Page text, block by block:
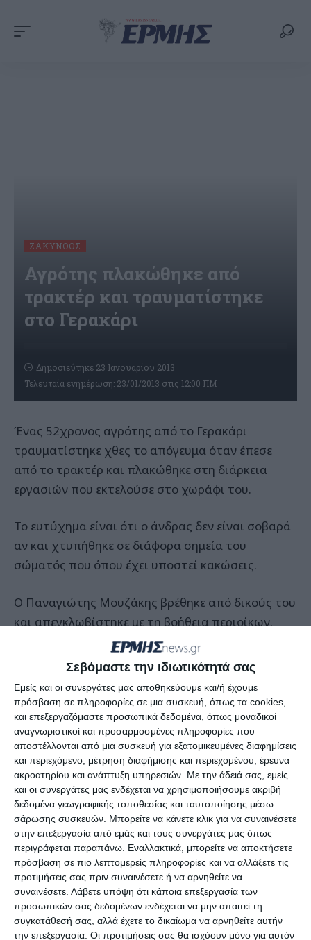
Σεβόμαστε την ιδιωτικότητά σας
Εμείς και οι συνεργάτες μας αποθηκεύουμε και/ή έχουμε
πρόσβαση σε πληροφορίες σε μια συσκευή, όπως τα cookies,
και επεξεργαζόμαστε προσωπικά δεδομένα, όπως μοναδικοί
αναγνωριστικοί και προσαρμοσμένες πληροφορίες που
αποστέλλονται από μια συσκευή για εξατομικευμένες διαφημίσεις
και περιεχόμενο, μέτρηση διαφήμισης και περιεχομένου, έρευνα
ακροατηρίου και ανάπτυξη υπηρεσιών. Με την άδειά σας, εμείς
και οι συνεργάτες μας ενδέχεται να χρησιμοποιήσουμε ακριβή
δεδομένα γεωγραφικής τοποθεσίας και ταυτοποίησης μέσω
σάρωσης συσκευών. Μπορείτε να κάνετε κλικ για να συναινέσετε
στην επεξεργασία από εμάς και τους συνεργάτες μας όπως
περιγράφεται παραπάνω. Εναλλακτικά, μπορείτε να αποκτήσετε
πρόσβαση σε πιο λεπτομερείς πληροφορίες και να αλλάξετε τις
προτιμήσεις σας πριν συναινέσετε ή να αρνηθείτε να
συναινέσετε. Λάβετε υπόψη ότι κάποια επεξεργασία των
προσωπικών σας δεδομένων ενδέχεται να μην απαιτεί τη
συγκατάθεσή σας, αλλά έχετε το δικαίωμα να αρνηθείτε αυτήν
την επεξεργασία. Οι προτιμήσεις σας θα ισχύουν μόνο για αυτόν
ΖΆΚΥΝΘΟΣ
Αγρότης πλακώθηκε από
τρακτέρ και τραυματίστηκε
στο Γερακάρι
Τελευταία ενημέρωση: 23/01/2013 στις 12:00 ΠΜ
Δημοσιεύτηκε 23 Ιανουαρίου 2013
Ένας 52χρονος αγρότης από το Γερακάρι
τραυματίστηκε χθες το απόγευμα όταν έπεσε
από το τρακτέρ και πλακώθηκε στη διάρκεια
εργασιών που εκτελούσε στο χωράφι του.
Το ευτύχημα είναι ότι ο άνδρας δεν είναι σοβαρά
αν και χτυπήθηκε σε διάφορα σημεία του
σώματός που όπου έχει υποστεί κακώσεις.
Ο Παναγιώτης Μουζάκης βρέθηκε από δικούς του
και απεγκλωβίστηκε με τη βοήθεια περιοίκων.
Όταν κλήθηκε η Πυροσβεστική υπηρεσία για να
βοηθήσει με τον εξοπλισμό της, ήδη ο άνδρας
μεταφερόταν στο Νοσοκομείο.
Τέτοιου είδους ατυχήματα θεωρούνται πολύ
σοβαρά και σπάνια τα θύματα καταφέρνουν να
επιβιώσουν όταν πλακωθούν από τρακτέρ.
Ο 52χρονος προς το παρόν είναι καλά και οι
επόμενες ημέρες θα δείξουν αν ξέφυγε τον
κίνδυνο.
Εμείς του ευχόμαστε ταχεία ανάρρωση.